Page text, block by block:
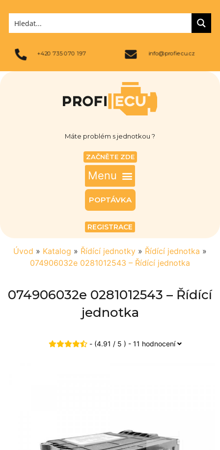
+420 735 070 197 info@profiecu.cz
Máte problém s jednotkou ?
ZAČNĚTE ZDE
POPTÁVKA
REGISTRACE
Úvod » Katalog » Řídící jednotky » Řídící jednotka »
074906032e 0281012543 – Řídící jednotka
074906032e 0281012543 – Řídící
jednotka
- (4.91 / 5 ) - 11 hodnocení